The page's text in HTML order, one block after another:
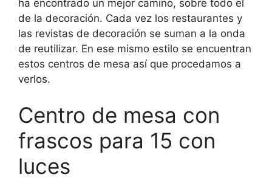
ha encontrado un mejor camino, sobre todo el
de la decoración. Cada vez los restaurantes y
las revistas de decoración se suman a la onda
de reutilizar. En ese mismo estilo se encuentran
estos centros de mesa así que procedamos a
verlos.
Centro de mesa con
frascos para 15 con
luces